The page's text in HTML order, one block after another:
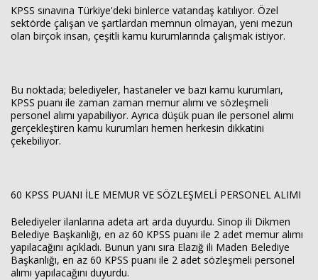
KPSS sınavına Türkiye'deki binlerce vatandaş katılıyor. Özel
sektörde çalışan ve şartlardan memnun olmayan, yeni mezun
olan birçok insan, çeşitli kamu kurumlarında çalışmak istiyor.
Bu noktada; belediyeler, hastaneler ve bazı kamu kurumları,
KPSS puanı ile zaman zaman memur alımı ve sözleşmeli
personel alımı yapabiliyor. Ayrıca düşük puan ile personel alımı
gerçekleştiren kamu kurumları hemen herkesin dikkatini
çekebiliyor.
60 KPSS PUANI İLE MEMUR VE SÖZLEŞMELİ PERSONEL ALIMI
Belediyeler ilanlarına adeta art arda duyurdu. Sinop ili Dikmen
Belediye Başkanlığı, en az 60 KPSS puanı ile 2 adet memur alımı
yapılacağını açıkladı. Bunun yanı sıra Elazığ ili Maden Belediye
Başkanlığı, en az 60 KPSS puanı ile 2 adet sözleşmeli personel
alımı yapılacağını duyurdu.